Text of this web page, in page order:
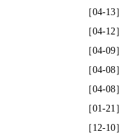
［04-13］
［04-12］
［04-09］
［04-08］
［04-08］
［01-21］
［12-10］